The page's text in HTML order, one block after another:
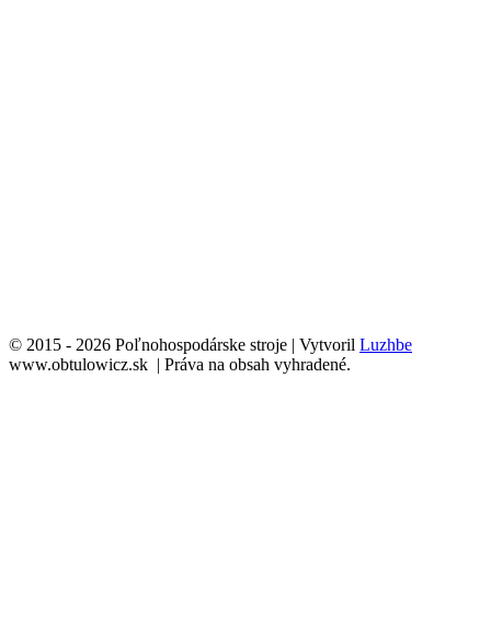
© 2015 - 2026 Poľnohospodárske stroje | Vytvoril Luzhbe
www.obtulowicz.sk | Práva na obsah vyhradené.